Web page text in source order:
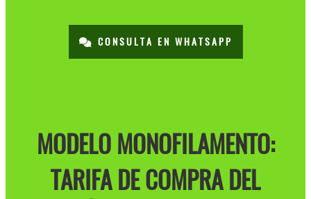
CONSULTA EN WHATSAPP
MODELO MONOFILAMENTO:
TARIFA DE COMPRA DEL